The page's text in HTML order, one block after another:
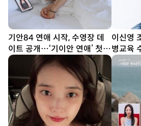
기안84 연애 시작, 수영장 데
이트 공개…‘기이안 연애’ 첫
티저
이신영
병교육
전해 죄송